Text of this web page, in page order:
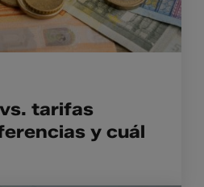
tarifas
y cuál